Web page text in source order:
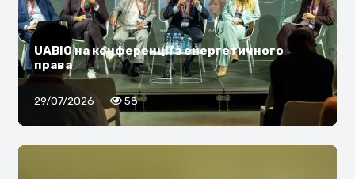
UABIO на конференції з енергетичного
права
29/07/2026 58